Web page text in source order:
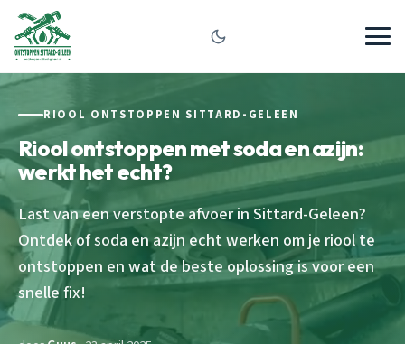
RIOOL ONTSTOPPEN SITTARD-GELEEN
Riool ontstoppen met soda en azijn:
werkt het echt?
Last van een verstopte afvoer in Sittard-Geleen?
Ontdek of soda en azijn echt werken om je riool te
ontstoppen en wat de beste oplossing is voor een
snelle fix!